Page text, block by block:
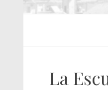
La